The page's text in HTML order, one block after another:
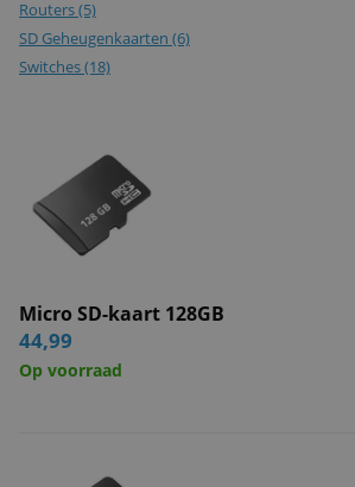
PoE
Luidspreker
Nachtzicht
Infraroodverlichting
Fysieke eigenschappen
i Dome camera
Routers(5)
SD Geheugenkaarten (6)
Switches(18)
Micro SD-kaart 128GB
44,99
Op voorraad